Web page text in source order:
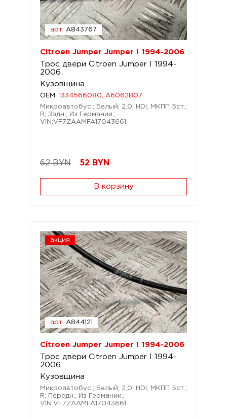
арт. A843767
Citroen Jumper Jumper I 1994-2006
Трос двери Citroen Jumper I 1994-
2006
Кузовщина
OEM: 1334566080, A6062B07
Микроавтобус.; Белый; 2,0; HDi; МКПП 5ст.;
R; Задн.; Из Германии.;
VIN:VF7ZAAMFA17043661
62 BYN 52 BYN
В корзину
акция
арт. A844121
Citroen Jumper Jumper I 1994-2006
Трос двери Citroen Jumper I 1994-
2006
Кузовщина
Микроавтобус.; Белый; 2,0; HDi; МКПП 5ст.;
R; Передн.; Из Германии.;
VIN:VF7ZAAMFA17043661